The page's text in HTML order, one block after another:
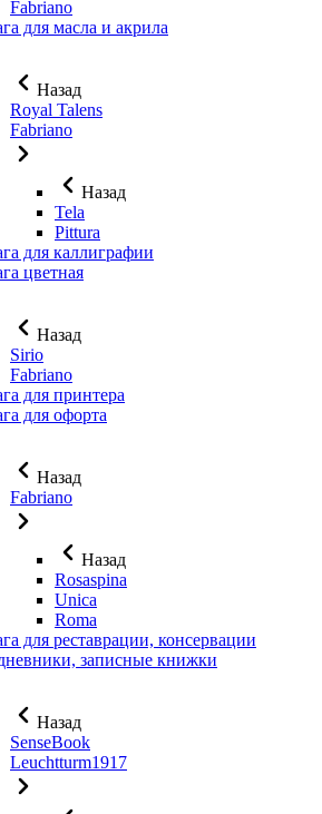
Fabriano
для масла и акрила
Назад
Royal Talens
Fabriano
Назад
Tela
Pittura
для каллиграфии
цветная
Назад
Sirio
Fabriano
для принтера
для офорта
Назад
Fabriano
Назад
Rosaspina
Unica
Roma
для реставрации, консервации
записные книжки
Назад
SenseBook
Leuchtturm1917